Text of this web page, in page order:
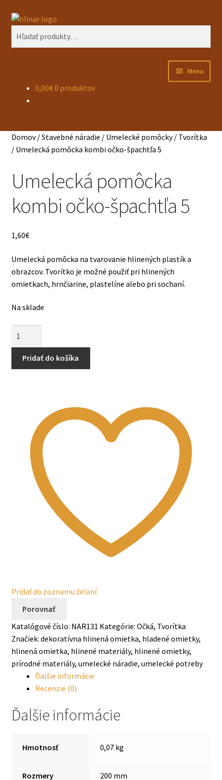
Preskočiť
navigáciu
Preskočiť
Vyhľadávanie
Menu
menu
Hlinené materiály
Vápenné materiály
Kontakt
EN
0,00€ 0 produktov
Domov/Stavebné náradie / Umelecké pomôcky/ Tvorítka
/ Umelecká pomôcka kombi očko-špachtľa 5
Umelecká pomôcka
kombi očko-špachtľa 5
1,60€
Umelecká pomôcka na tvarovanie hlinených plastík a
obrazcov. Tvorítko je možné použiť pri hlinených
omietkach, hrnčiarine, plastelíne alebo pri sochaní.
Na sklade
pomôcka
kombi
Pridať do košíka
Pridať do zoznamu želaní
Porovnať
Katalógové číslo: NAR131 Kategórie: Očká, Tvorítka
Značiek: dekoratívna hlinená omietka, hladené omietky,
hlinená omietka, hlinené materiály, hlinené omietky,
prírodné materiály, umelecké náradie, umelecké potreby
Ďalšie informácie
Recenzie (0)
Ďalšie informácie
Hmotnosť 0,07 kg
Rozmery 200 mm